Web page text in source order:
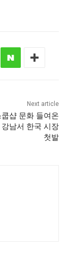
Next article
샵 문화 들여온
강남서 한국 시장
첫발